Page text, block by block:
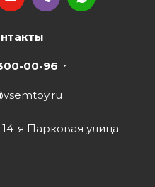
00-96
я Парковая улица